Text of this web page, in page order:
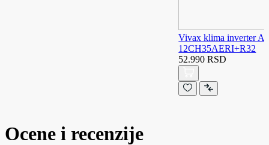
Vivax klima inverter
12CH35AERI+R32
52.990 RSD
Ocene i recenzije